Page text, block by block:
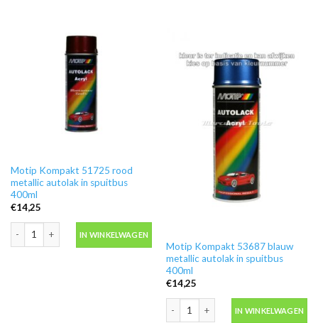
Motip Kompakt 51725 rood
metallic autolak in spuitbus
400ml
€14,25
Motip Kompakt 51725 rood metallic autolak in spuitbus 400ml aantal
IN WINKELWAGEN
Motip Kompakt 53687 blauw
metallic autolak in spuitbus
400ml
€14,25
Motip Kompakt 53687 blauw
IN WINKELWAGEN